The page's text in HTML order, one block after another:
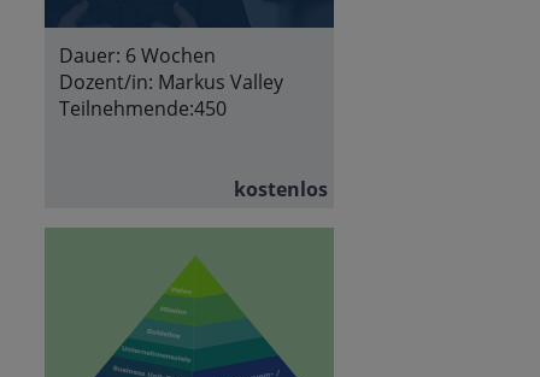
Dauer: 6 Wochen
Dozent/in: Markus Valley
Teilnehmende:450
kostenlos